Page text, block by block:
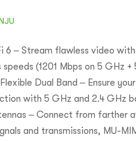
6 – Stream flawless video with
(1201 Mbps on 5 GHz +
Dual Band – Ensure
with 5 GHz and 2.4 GHz
– Connect from farther
and transmissions, MU-